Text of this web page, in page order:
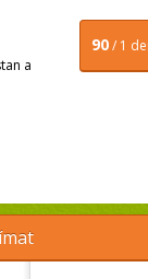
90/ 1
a